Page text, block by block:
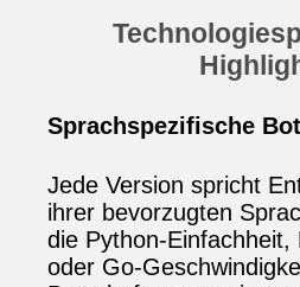
Sprachspezifische
Jede Version spricht
ihrer bevorzugten
die Python‑Einfachheit,
oder